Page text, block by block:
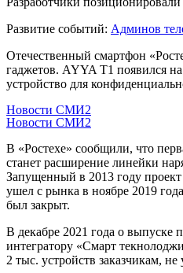
Развитие событий: Админов
Отечественный смартфон
гаджетов. AYYA T1 появился
устройство для
Новости СМИ2
Новости СМИ2
В «Ростехе» сообщили, что
станет расширение линейки
Запущенный в 2013 году
ушел с рынка в ноябре 2019
был закрыт.
В декабре 2021 года о
интегратору «Смарт
2 тыс. устройств заказчикам,